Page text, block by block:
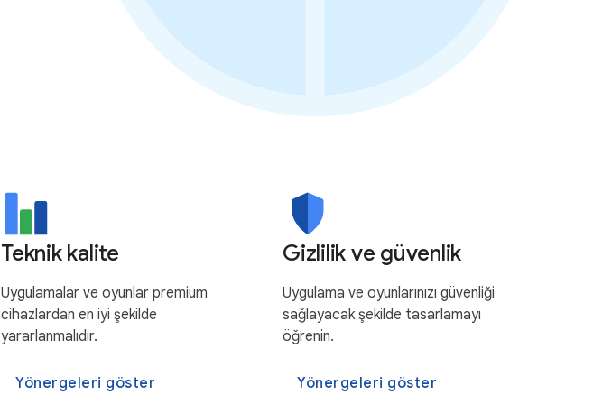
Teknik kalite
Uygulamalar ve oyunlar premium
cihazlardan en iyi şekilde
yararlanmalıdır.
Yönergeleri göster
Gizlilik ve güvenlik
Uygulama ve oyunlarınızı güvenliği
sağlayacak şekilde tasarlamayı
öğrenin.
Yönergeleri göster